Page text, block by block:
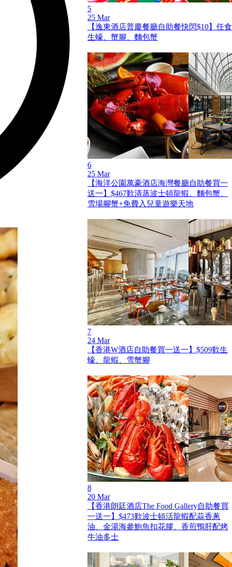
5
25 Mar
【逸東酒店普慶餐廳自助餐快閃$10】任食
生蠔、蟹腳、麵包蟹
6
25 Mar
【海洋公園萬豪酒店海灣餐廳自助餐買一
送一】$467歎清蒸波士頓龍蝦、麵包蟹、
雪場腳蟹+免費入兒童遊樂天地
7
24 Mar
【香港W酒店自助餐買一送一】$509歎生
蠔、龍蝦、雪蟹腳
8
20 Mar
【香港朗廷酒店The Food Gallery自助餐買
一送一】$473歎波士頓活龍蝦配蒜香蔥
油、金湯海參鮑魚扣花膠、香煎鴨肝配烤
牛油多士